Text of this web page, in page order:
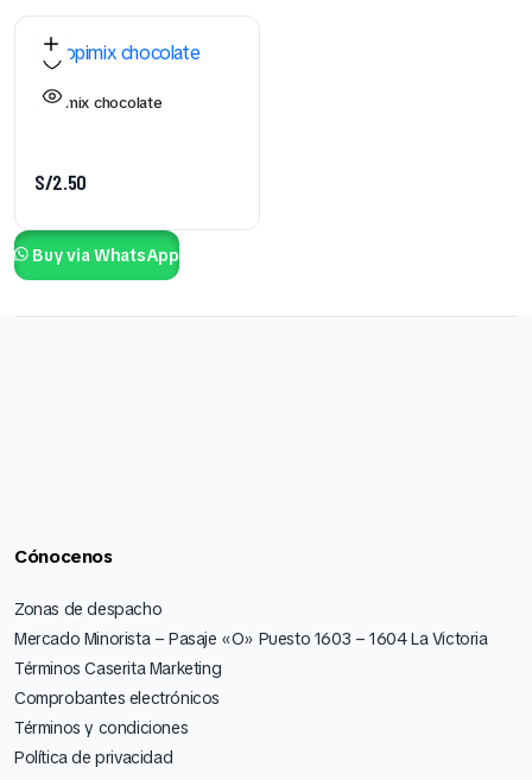
Yopimix chocolate
S/2.50
Buy via WhatsApp
Cónocenos
Zonas de despacho
Mercado Minorista – Pasaje «O» Puesto 1603 – 1604 La Victoria
Términos Caserita Marketing
Comprobantes electrónicos
Términos y condiciones
Política de privacidad